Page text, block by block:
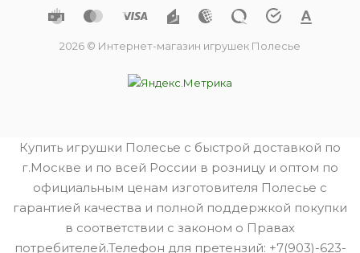
2026 © Интернет-магазин игрушек Полесье
Купить игрушки Полесье с быстрой доставкой по
г.Москве и по всей России в розницу и оптом по
официальным ценам изготовителя Полесье с
гарантией качества и полной поддержкой покупки
в соответствии с законом о Правах
потребителей.Телефон для претензий: +7(903)-623-